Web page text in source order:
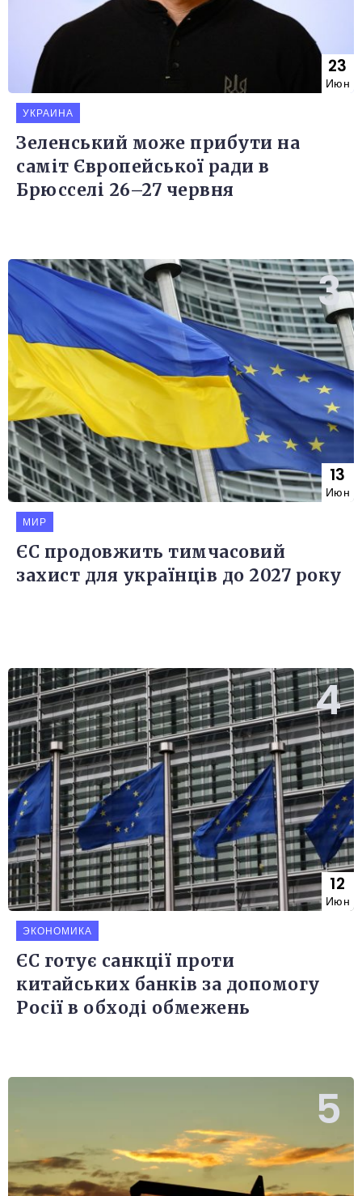
23
Июн
УКРАИНА
Зеленський може прибути на
саміт Європейської ради в
Брюсселі 26–27 червня
13
Июн
МИР
ЄС продовжить тимчасовий
захист для українців до 2027 року
12
Июн
ЭКОНОМИКА
ЄС готує санкції проти
китайських банків за допомогу
Росії в обході обмежень